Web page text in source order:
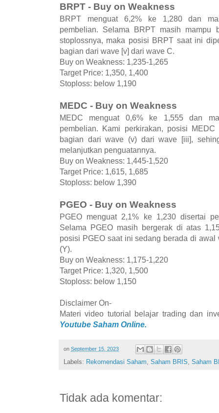
BRPT - Buy on Weakness
BRPT menguat 6,2% ke 1,280 dan
pembelian. Selama BRPT masih mampu
stoplossnya, maka posisi BRPT saat ini
bagian dari wave [v] dari wave C.
Buy on Weakness: 1,235-1,265
Target Price: 1,350, 1,400
Stoploss: below 1,190
MEDC - Buy on Weakness
MEDC menguat 0,6% ke 1,555 dan
pembelian. Kami perkirakan, posisi
bagian dari wave (v) dari wave [iii],
melanjutkan penguatannya.
Buy on Weakness: 1,445-1,520
Target Price: 1,615, 1,685
Stoploss: below 1,390
PGEO - Buy on Weakness
PGEO menguat 2,1% ke 1,230 disertai
Selama PGEO masih bergerak di atas
posisi PGEO saat ini sedang berada di
(Y).
Buy on Weakness: 1,175-1,220
Target Price: 1,320, 1,500
Stoploss: below 1,150
Disclaimer On-
Materi video tutorial belajar trading dan
Youtube Saham Online.
on September 15, 2023
Labels: Rekomendasi Saham, Saham BRIS, Saham
Tidak ada komentar: